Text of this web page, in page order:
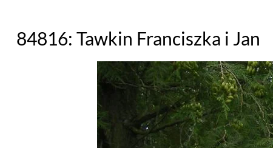
84816: Tawkin Franciszka i Jan